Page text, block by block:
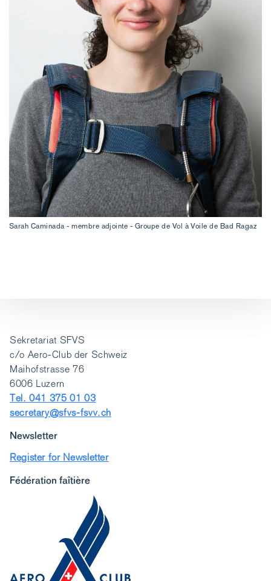
Sarah Caminada - membre adjointe - Groupe de Vol à Voile de Bad Ragaz
Sekretariat SFVS
c/o Aero-Club der Schweiz
Maihofstrasse 76
6006 Luzern
Tel. 041 375 01 03
secretary@sfvs-fsvv.ch
Newsletter
Register for Newsletter
Fédération faîtière